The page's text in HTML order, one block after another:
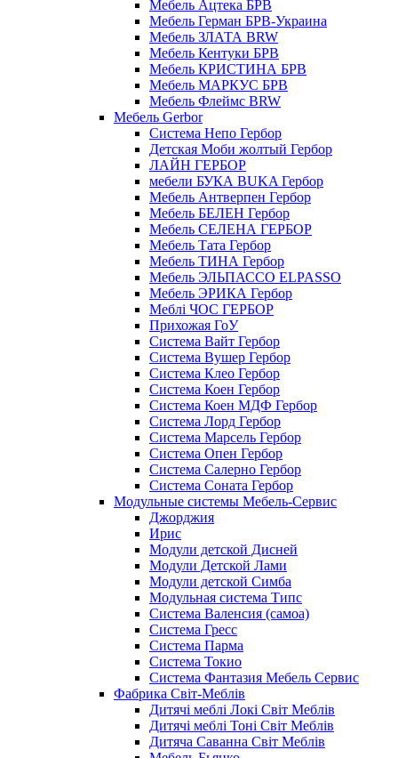
Мебель Ацтека БРВ
Мебель Герман БРВ-Украина
Мебель ЗЛАТА BRW
Мебель Кентуки БРВ
Мебель КРИСТИНА БРВ
Мебель МАРКУС БРВ
Мебель Флеймс BRW
Мебель Gerbor
Cистема Непо Гербор
Детская Моби жолтый Гербор
ЛАЙН ГЕРБОР
мебели БУКА BUKA Гербор
Мебель Антверпен Гербор
Мебель БЕЛЕН Гербор
Мебель СЕЛЕНА ГЕРБОР
Мебель Тата Гербор
Мебель ТИНА Гербор
Мебель ЭЛЬПАССО ELPASSO
Мебель ЭРИКА Гербор
Меблі ЧОС ГЕРБОР
Прихожая ГоУ
Система Вайт Гербор
Система Вушер Гербор
Система Клео Гербор
Система Коен Гербор
Система Коен МДФ Гербор
Система Лорд Гербор
Система Марсель Гербор
Система Опен Гербор
Система Салерно Гербор
Система Соната Гербор
Модульные системы Мебель-Сервис
Джорджия
Ирис
Модули детской Дисней
Модули Детской Лами
Модули детской Симба
Модульная система Типс
Система Валенсия (самоа)
Система Гресс
Система Парма
Система Токио
Система Фантазия Мебель Сервис
Фабрика Світ-Меблів
Дитячі меблі Локі Світ Меблів
Дитячі меблі Тоні Світ Меблів
Дитяча Саванна Світ Меблів